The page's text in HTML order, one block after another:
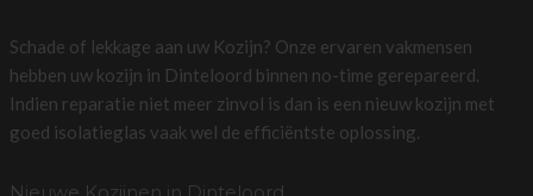
Schade of lekkage aan uw Kozijn? Onze ervaren vakmensen
hebben uw kozijn in Dinteloord binnen no-time gerepareerd.
Indien reparatie niet meer zinvol is dan is een nieuw kozijn met
goed isolatieglas vaak wel de efficiëntste oplossing.